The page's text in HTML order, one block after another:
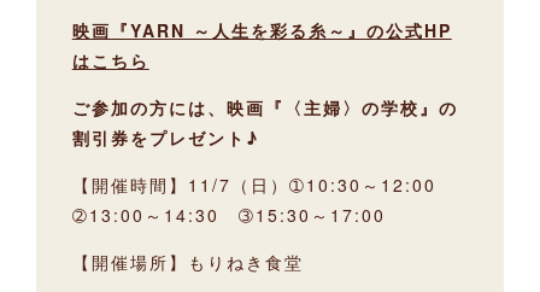
映画『YARN ～人生を彩る糸～』の公式HP
はこちら
ご参加の方には、映画『〈主婦〉の学校』の
割引券をプレゼント♪
【開催時間】11/7（日）➀10:30～12:00
➁13:00～14:30 ➂15:30～17:00
【開催場所】もりねき食堂